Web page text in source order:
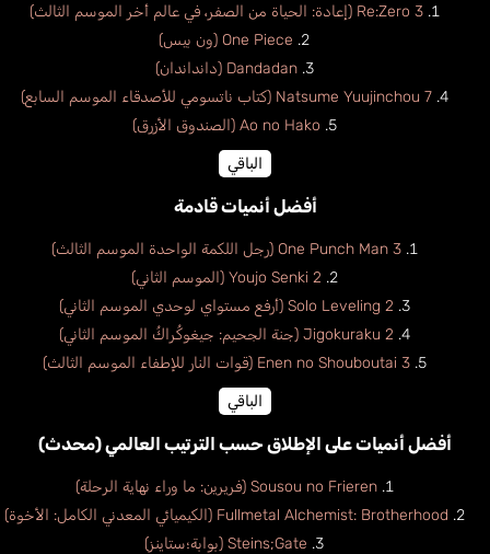
Re:Zero 3 (إعادة: الحياة من الصفر، في عالم أخر الموسم الثالث)
One Piece (ون بيس)
Dandadan (دانداندان)
Natsume Yuujinchou 7 (كتاب ناتسومي للأصدقاء الموسم السابع)
Ao no Hako (الصندوق الأزرق)
الباقي
أفضل أنميات قادمة
One Punch Man 3 (رجل اللكمة الواحدة الموسم الثالث)
Youjo Senki 2 (الموسم الثاني)
Solo Leveling 2 (أرفع مستواي لوحدي الموسم الثاني)
Jigokuraku 2 (جنة الجحيم: جيغوكُراكُ الموسم الثاني)
Enen no Shouboutai 3 (قوات النار للإطفاء الموسم الثالث)
الباقي
أفضل أنميات على الإطلاق حسب الترتيب العالمي (محدث)
Sousou no Frieren (فريرين: ما وراء نهاية الرحلة)
Fullmetal Alchemist: Brotherhood (الكيميائي المعدني الكامل: الأخوة)
Steins;Gate (بوابة؛ستاينز)